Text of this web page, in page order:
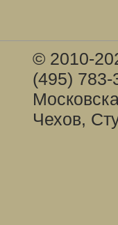
© 2010-
(495)
Чехов,